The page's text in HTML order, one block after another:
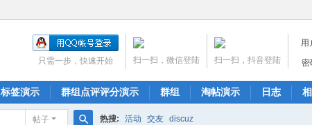
用
密
扫一扫，抖音登陆
扫一扫，微信登陆
只需一步，快速开始
标签演示 群组点评评分演示 群组 淘帖演示 日志
帖子 热搜: 活动 交友 discuz